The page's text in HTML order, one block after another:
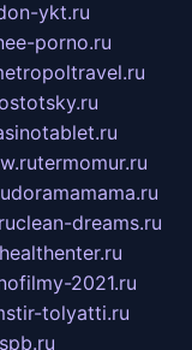
ykt.ru
porno.ru
termomur.ru
doramamama.ru
clean-dreams.ru
healthenter.ru
2021.ru
tolyatti.ru